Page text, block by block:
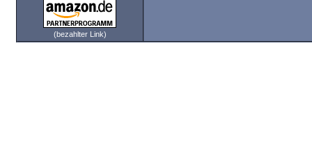
(bezahlter Link)